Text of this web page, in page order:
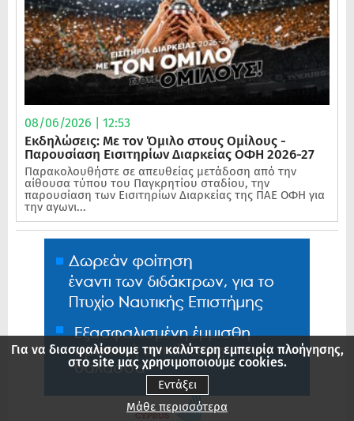
Για να διασφαλίσουμε την καλύτερη εμπειρία πλοήγησης,
στο site μας χρησιμοποιούμε cookies.
Εντάξει
Μάθε περισσότερα
08/06/2026 | 12:53
Εκδηλώσεις: Με τον Όμιλο στους Ομίλους -
Παρουσίαση Εισιτηρίων Διαρκείας ΟΦΗ 2026-27
Παρακολουθήστε σε απευθείας μετάδοση από την
αίθουσα τύπου του Παγκρητίου σταδίου, την
παρουσίαση των Εισιτηρίων Διαρκείας της ΠΑΕ ΟΦΗ για
την αγωνι...